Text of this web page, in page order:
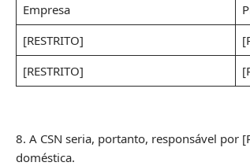
Empresa
[RESTRITO]
[RESTRITO]
8. A CSN seria, portanto, responsável por
doméstica.